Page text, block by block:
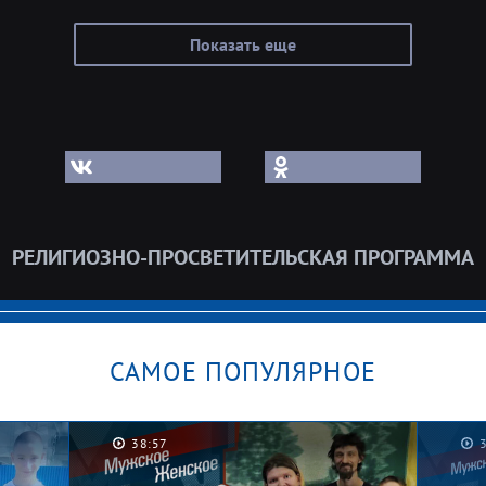
Показать еще
РЕЛИГИОЗНО-ПРОСВЕТИТЕЛЬСКАЯ ПРОГРАММА
САМОЕ ПОПУЛЯРНОЕ
38:57